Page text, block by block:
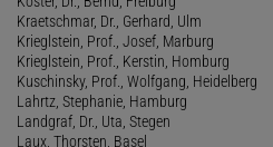
Kraetschmar, Dr., Gerhard, Ulm
Krieglstein, Prof., Josef, Marburg
Krieglstein, Prof., Kerstin, Homburg
Kuschinsky, Prof., Wolfgang, Heidelberg
Lahrtz, Stephanie, Hamburg
Landgraf, Dr., Uta, Stegen
Laux, Thorsten, Basel